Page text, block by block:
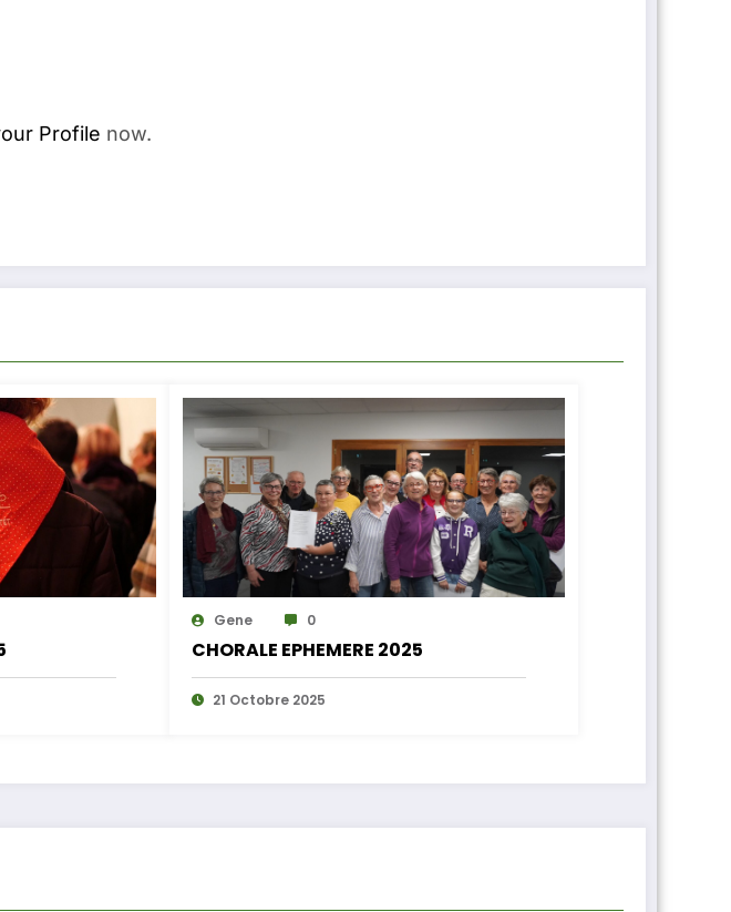
Profile now.
Gene 0
CHORALE EPHEMERE 2025
21 Octobre 2025